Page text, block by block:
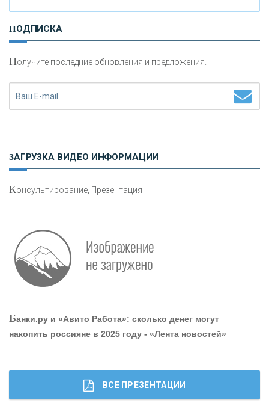
«НАЦИОНАЛЬНЫЙ КЛИРИНГОВЫЙ ЦЕНТР»
«ФК ОТКРЫТИЕ»
«ПРОМРЕГИОНБАНК»
ОНАС
КОНТАКТЫ
ПОДПИСКА
Получите последние обновления и предложения.
ЗАГРУЗКА ВИДЕО ИНФОРМАЦИИ
Консультирование, Презентация
Банки.ру и «Авито Работа»: сколько денег могут
накопить россияне в 2025 году - «Лента новостей»
ВСЕ ПРЕЗЕНТАЦИИ